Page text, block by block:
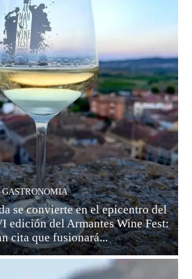
GASTRONOMIA
se convierte en el epicentro del
edición del Armantes Wine Fest:
cita que fusionará...